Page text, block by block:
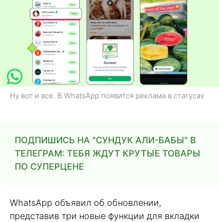
Ну вот и все. В WhatsApp появится реклама в статусах
ПОДПИШИСЬ НА "СУНДУК АЛИ-БАБЫ" В
ТЕЛЕГРАМ: ТЕБЯ ЖДУТ КРУТЫЕ ТОВАРЫ
ПО СУПЕРЦЕНЕ
WhatsApp объявил об обновлении,
представив три новые функции для вкладки